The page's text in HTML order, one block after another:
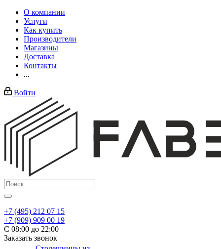
О компании
Услуги
Как купить
Производители
Магазины
Доставка
Контакты
...
Войти
+7 (495) 212 07 15
+7 (909) 909 00 19
С 08:00 до 22:00
Заказать звонок